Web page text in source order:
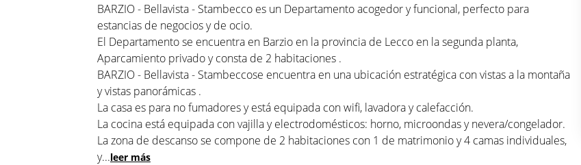
BARZIO - Bellavista - Stambecco es un Departamento acogedor y funcional, perfecto para
estancias de negocios y de ocio.
El Departamento se encuentra en Barzio en la provincia de Lecco en la segunda planta,
Aparcamiento privado y consta de 2 habitaciones .
BARZIO - Bellavista - Stambeccose encuentra en una ubicación estratégica con vistas a la montaña
y vistas panorámicas .
La casa es para no fumadores y está equipada con wifi, lavadora y calefacción.
La cocina está equipada con vajilla y electrodomésticos: horno, microondas y nevera/congelador.
La zona de descanso se compone de 2 habitaciones con 1 de matrimonio y 4 camas individuales,
y...leer más